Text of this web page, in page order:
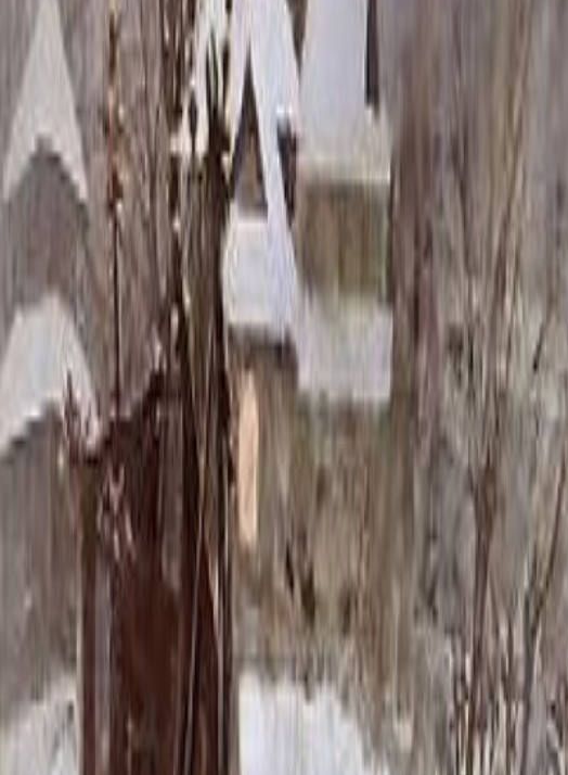
Контакты
Скидка 5.00% на Надгробные плиты
Скидка 5.00% на Надгробные плиты
Цоколь ММ5214
Благоустройство могилы Цоколь Цоколь ММ5214
157 469
Быстрый заказ
Цоколь ММ5214
157 469₽
Выбор атрибутов
Размер цоколя
180x200
157 469 ₽
159 359 ₽
220x200
161 249 ₽
250x200
175 896 ₽